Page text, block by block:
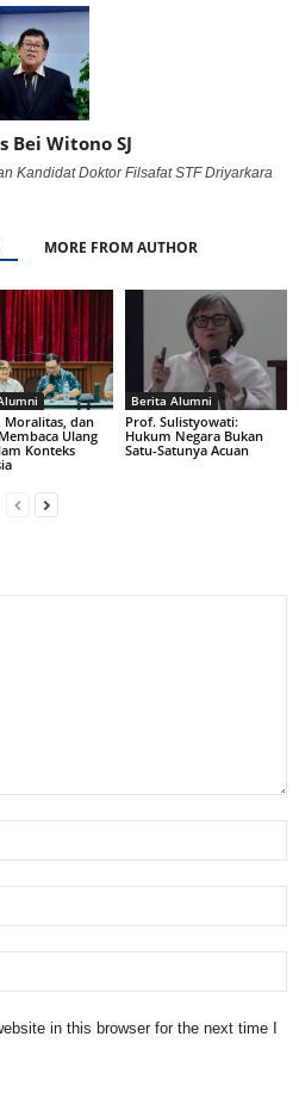
Bei Witono SJ
Kandidat Doktor Filsafat STF Driyarkara
MORE FROM AUTHOR
Moralitas, dan
Ulang
Konteks
Berita Alumni
Prof. Sulistyowati:
Hukum Negara Bukan
Satu-Satunya Acuan
in this browser for the next time I